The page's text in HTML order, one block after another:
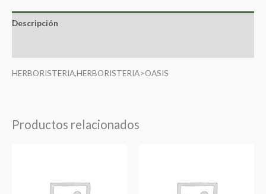
Descripción
HERBORISTERIA,HERBORISTERIA>OASIS
Productos relacionados